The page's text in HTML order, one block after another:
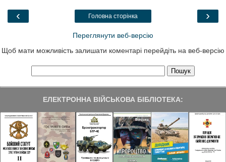
o
a
‹ ›
Головна сторінка
Переглянути веб-версію
Щоб мати можливість залишати коментарі перейдіть на веб-версію
ЕЛЕКТРОННА ВІЙСЬКОВА БІБЛІОТЕКА: